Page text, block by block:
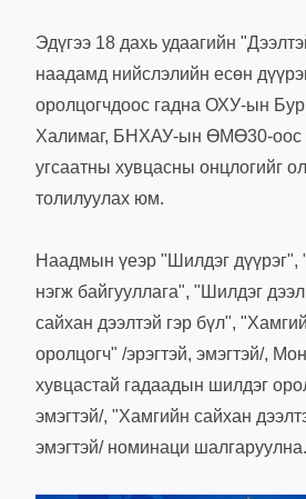
Эдүгээ 18 дахь удаагийн
наадамд нийслэлийн есөн
оролцогчдоос гадна ОХУ-ын
Халимаг, БНХАУ-ын ӨМӨ30-оос
угсаатны хувцасны онцлогийг
толилуулах юм.
Наадмын үеэр "Шилдэг дүүрэг",
нэгж байгууллага", "Шилдэг
сайхан дээлтэй гэр бүл",
оролцогч" /эрэгтэй, эмэгтэй/,
хувцастай гадаадын шилдэг
эмэгтэй/, "Хамгийн сайхан
эмэгтэй/ номинаци шалгаруулна.